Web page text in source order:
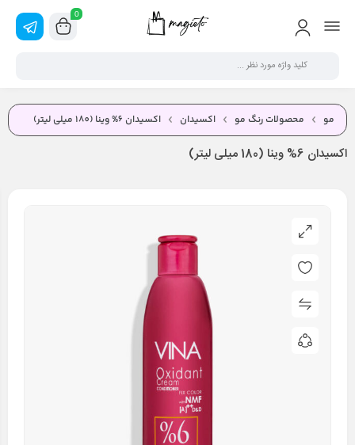
0
مو محصولات رنگ مو اکسیدان اکسیدان 6% وینا (180 میلی لیتر)
اکسیدان 6% وینا (180 میلی لیتر)